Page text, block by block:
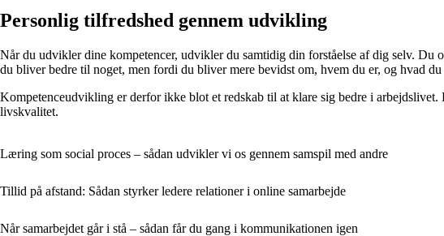
Personlig tilfredshed gennem udvikling
Når du udvikler dine kompetencer, udvikler du samtidig din forståelse af dig selv.
du bliver bedre til noget, men fordi du bliver mere bevidst om, hvem du er, og hvad
Kompetenceudvikling er derfor ikke blot et redskab til at klare sig bedre i
livskvalitet.
Læring som social proces – sådan udvikler vi os gennem samspil med andre
Tillid på afstand: Sådan styrker ledere relationer i online samarbejde
Når samarbejdet går i stå – sådan får du gang i kommunikationen igen